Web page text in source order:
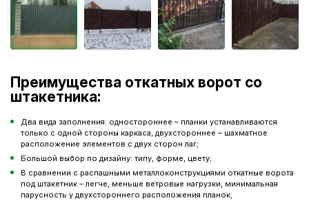
Преимущества откатных ворот со
штакетника:
Два вида заполнения: одностороннее – планки устанавливаются
только с одной стороны каркаса, двухстороннее – шахматное
расположение элементов с двух сторон лаг;
Большой выбор по дизайну: типу, форме, цвету;
В сравнении с распашными металлоконструкциями откатные ворота
под штакетник – легче, меньше ветровые нагрузки, минимальная
парусность у двухстороннего расположения планок;